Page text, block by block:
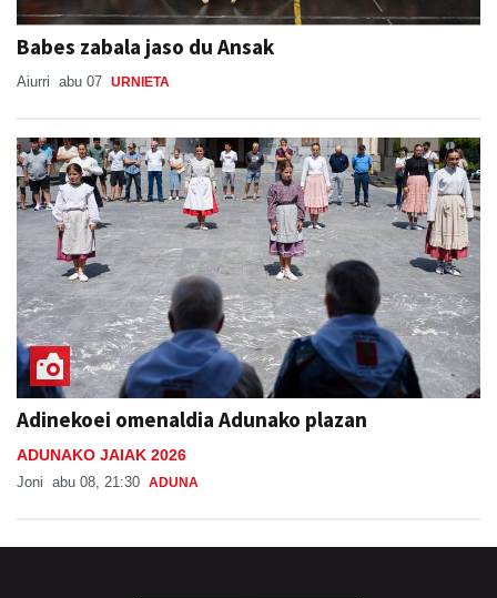
Babes zabala jaso du Ansak
Aiurri abu 07 URNIETA
Adinekoei omenaldia Adunako plazan
ADUNAKO JAIAK 2026
Joni abu 08, 21:30 ADUNA